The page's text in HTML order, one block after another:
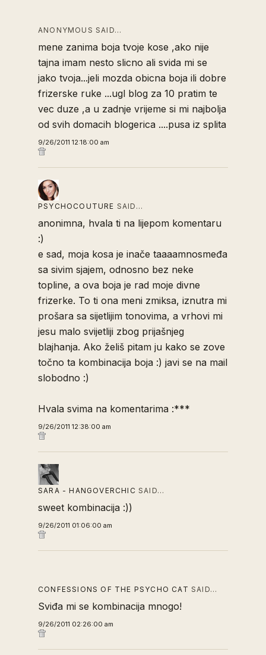
ANONYMOUS SAID…
mene zanima boja tvoje kose ,ako nije
tajna imam nesto slicno ali svida mi se
jako tvoja...jeli mozda obicna boja ili dobre
frizerske ruke ...ugl blog za 10 pratim te
vec duze ,a u zadnje vrijeme si mi najbolja
od svih domacih blogerica ....pusa iz splita
9/26/2011 12:18:00 am
PSYCHOCOUTURE SAID…
anonimna, hvala ti na lijepom komentaru
:)
e sad, moja kosa je inače taaaamnosmeđa
sa sivim sjajem, odnosno bez neke
topline, a ova boja je rad moje divne
frizerke. To ti ona meni zmiksa, iznutra mi
prošara sa sijetlijim tonovima, a vrhovi mi
jesu malo svijetliji zbog prijašnjeg
blajhanja. Ako želiš pitam ju kako se zove
točno ta kombinacija boja :) javi se na mail
slobodno :)
Hvala svima na komentarima :***
9/26/2011 12:38:00 am
SARA - HANGOVERCHIC SAID…
sweet kombinacija :))
9/26/2011 01:06:00 am
CONFESSIONS OF THE PSYCHO CAT SAID…
Sviđa mi se kombinacija mnogo!
9/26/2011 02:26:00 am